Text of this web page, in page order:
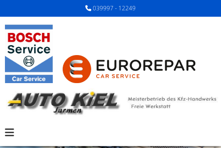
 039997 - 12249